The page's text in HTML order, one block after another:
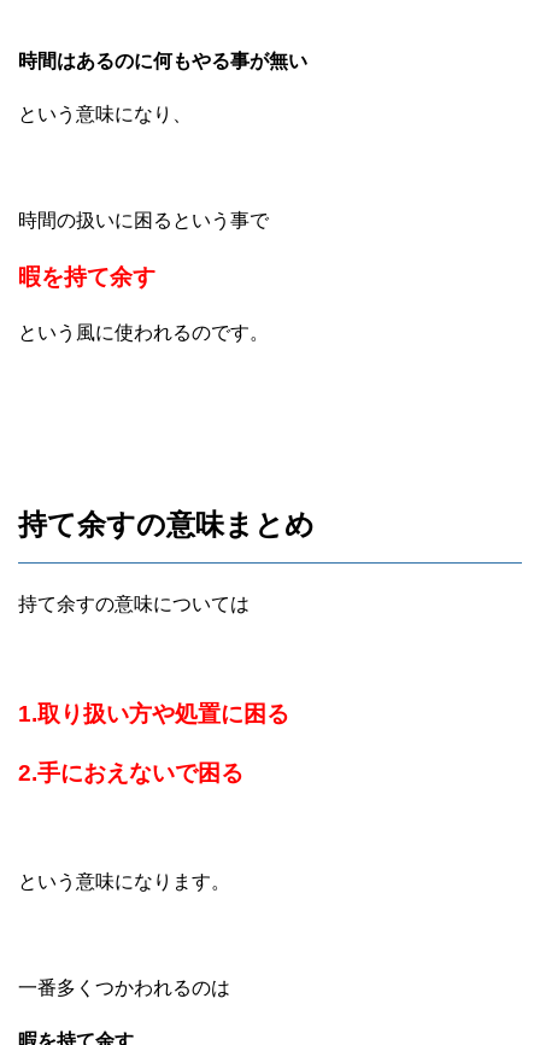
時間はあるのに何もやる事が無い
という意味になり、
時間の扱いに困るという事で
暇を持て余す
という風に使われるのです。
持て余すの意味まとめ
持て余すの意味については
1.取り扱い方や処置に困る
2.手におえないで困る
という意味になります。
一番多くつかわれるのは